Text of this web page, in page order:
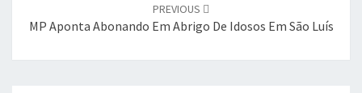
PREVIOUS
MP Aponta Abonando Em Abrigo De Idosos Em São Luís